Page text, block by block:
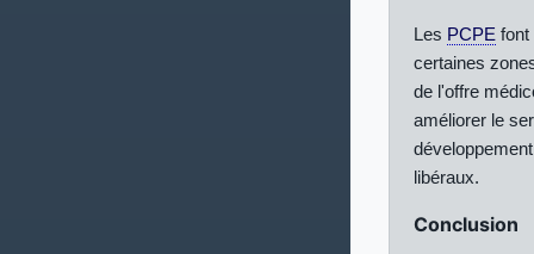
Les PCPE font
certaines
de l'offre
améliorer le
libéraux.
Conclusion